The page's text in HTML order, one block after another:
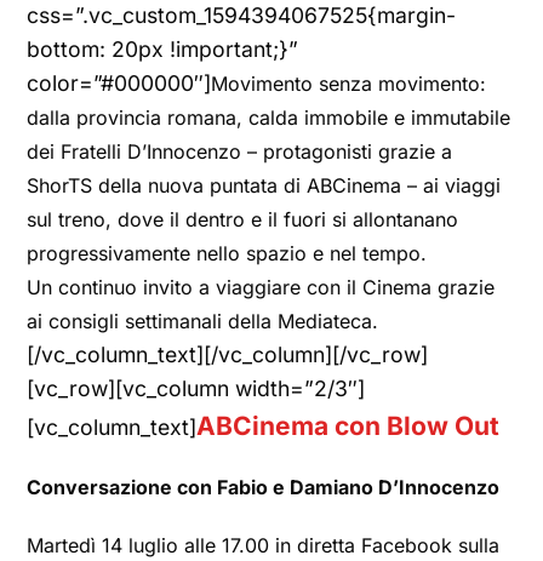
css=”.vc_custom_1594394067525{margin-
bottom: 20px !important;}”
color=”#000000″]Movimento senza movimento:
dalla provincia romana, calda immobile e immutabile
dei Fratelli D’Innocenzo – protagonisti grazie a
ShorTS della nuova puntata di ABCinema – ai viaggi
sul treno, dove il dentro e il fuori si allontanano
progressivamente nello spazio e nel tempo.
Un continuo invito a viaggiare con il Cinema grazie
ai consigli settimanali della Mediateca.
[/vc_column_text][/vc_column][/vc_row]
[vc_row][vc_column width=”2/3″]
[vc_column_text]ABCinema con Blow Out
Conversazione con Fabio e Damiano D’Innocenzo
Martedì 14 luglio alle 17.00 in diretta Facebook sulla